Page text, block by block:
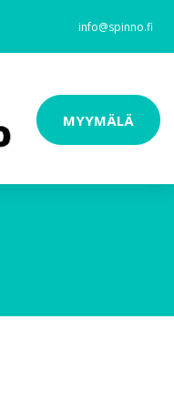
info@spinno.fi
MYYMÄLÄ